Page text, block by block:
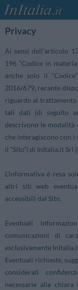
Privacy
Ai sensi dell'articolo
196 “Codice in
anche solo il
2016/679, recante
riguardo al
tali dati (di seguito
descrivono le
che interagiscono con i
il “Sito”) di InItalia.it Srl
L’informativa è resa
altri siti web
accessibili dal Sito.
Eventuali
comunicazioni di
esclusivamente
Eventuali richieste,
considerati
necessarie alla